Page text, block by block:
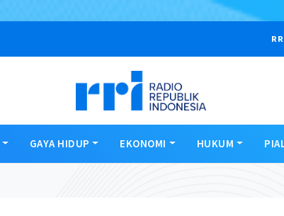
GAYA HIDUP EKONOMI HUKUM